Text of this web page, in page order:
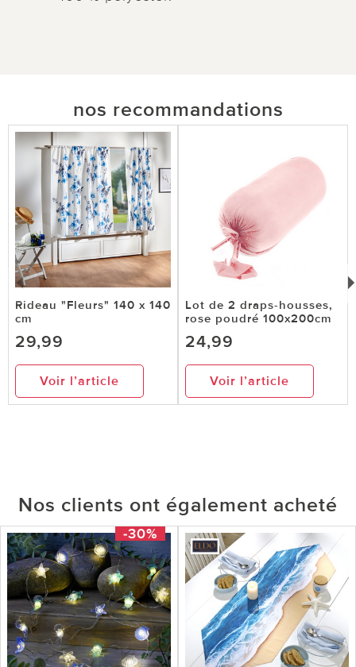
nos recommandations
Rideau "Fleurs" 140 x 140
cm
29,99
Voir l’article
Lot de 2 draps-housses,
rose poudré 100x200cm
24,99
Voir l’article
Nos clients ont également acheté
-30%